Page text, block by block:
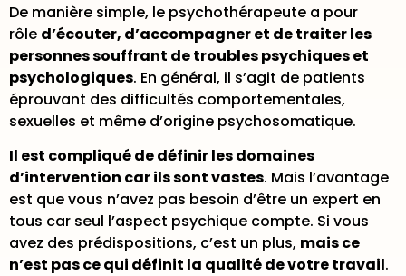
De manière simple, le psychothérapeute a pour
rôle d’écouter, d’accompagner et de traiter les
personnes souffrant de troubles psychiques et
psychologiques. En général, il s’agit de patients
éprouvant des difficultés comportementales,
sexuelles et même d’origine psychosomatique.
Il est compliqué de définir les domaines
d’intervention car ils sont vastes. Mais l’avantage
est que vous n’avez pas besoin d’être un expert en
tous car seul l’aspect psychique compte. Si vous
avez des prédispositions, c’est un plus, mais ce
n’est pas ce qui définit la qualité de votre travail.